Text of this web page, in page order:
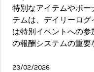
特別なアイテムやボー
テムは、デイリーロ
は特別イベントへの
の報酬システムの重
23/02/2026